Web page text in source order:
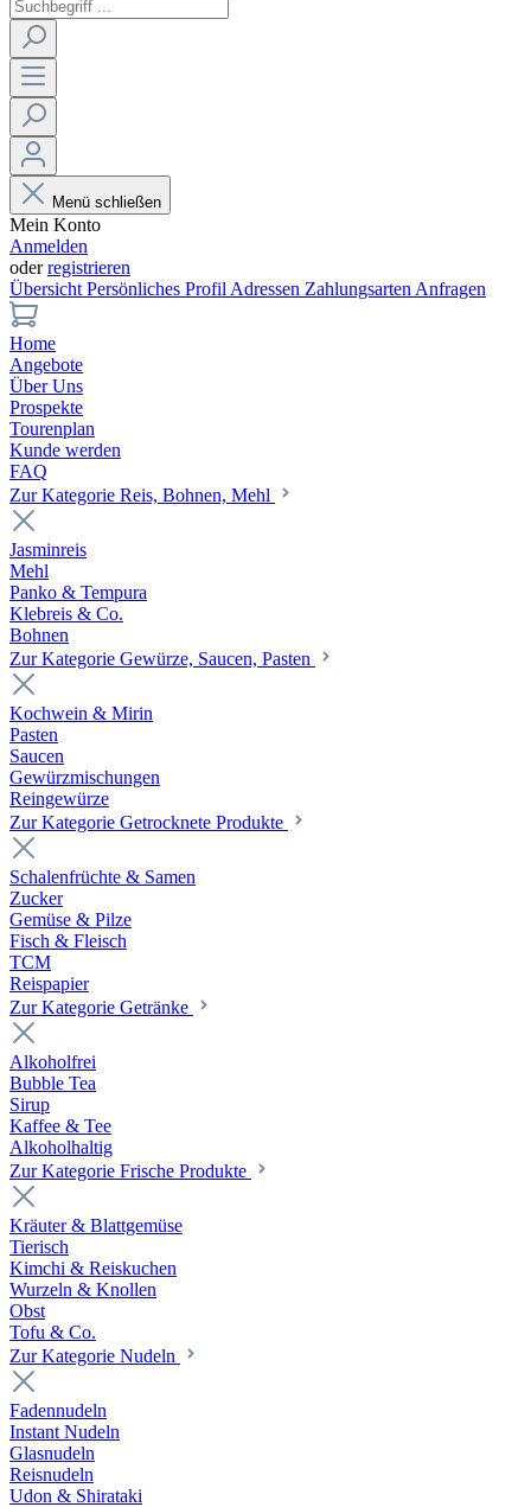
Menü schließen
Mein Konto
Anmelden
oderregistrieren
Übersicht Persönliches Profil Adressen Zahlungsarten Anfragen
Home
Angebote
Über Uns
Prospekte
Tourenplan
Kunde werden
FAQ
Zur Kategorie Reis, Bohnen, Mehl
Jasminreis
Mehl
Panko & Tempura
Klebreis & Co.
Bohnen
Zur Kategorie Gewürze, Saucen, Pasten
Kochwein & Mirin
Pasten
Saucen
Gewürzmischungen
Reingewürze
Zur Kategorie Getrocknete Produkte
Schalenfrüchte & Samen
Zucker
Gemüse & Pilze
Fisch & Fleisch
TCM
Reispapier
Zur Kategorie Getränke
Alkoholfrei
Bubble Tea
Sirup
Kaffee & Tee
Alkoholhaltig
Zur Kategorie Frische Produkte
Kräuter & Blattgemüse
Tierisch
Kimchi & Reiskuchen
Wurzeln & Knollen
Obst
Tofu & Co.
Zur Kategorie Nudeln
Fadennudeln
Instant Nudeln
Glasnudeln
Reisnudeln
Udon & Shirataki